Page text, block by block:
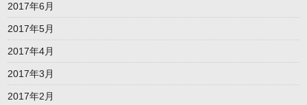
2017年6月
2017年5月
2017年4月
2017年3月
2017年2月